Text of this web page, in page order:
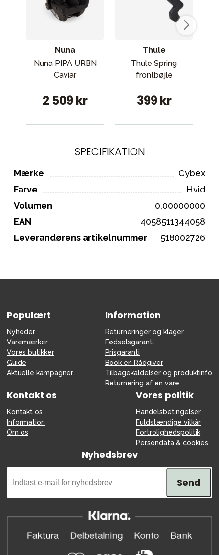
Nuna
Nuna PIPA URBN
Caviar
2 509 kr
Thule
Thule Spring
frontbøjle
399 kr
SPECIFIKATION
Mærke
Cybex
Farve
Hvid
Volumen
0,00000000
EAN
4058511344058
Leverandørens artikelnummer
518002726
Populært
Nyheder
Varemærker
Vores butikker
Guide
Aktuelle kampagner
Information
Returneringer og klager
Fødselsgaranti
Prisgaranti
Book en Rådgiver
Tilbagekaldelser og produktinfo
Returnering af en vare
Kontakt os
Kontakt os
Information
Om os
Vores politik
Handelsbetingelser
Fuldstændige vilkår
Fortrolighedspolitik
Persondata & cookies
Nyhedsbrev
Send